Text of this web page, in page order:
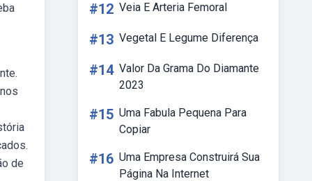
de
#12 Veia E Arteria Femoral
#13 Vegetal E Legume Diferença
#14 Valor Da Grama Do Diamante
2023
#15 Uma Fabula Pequena Para
Copiar
#16 Uma Empresa Construirá Sua
Página Na Internet